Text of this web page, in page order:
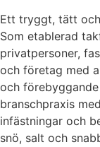
Ett tryggt, tätt
Som etablerad
privatpersoner,
och företag med
och
branschpraxis
infästningar och
snö, salt och